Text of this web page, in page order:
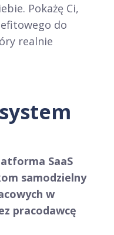
Pokażę Ci,
do
realnie
SaaS
samodzielny
w
pracodawcę